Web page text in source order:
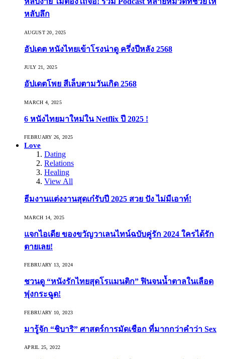
หลับลึก
AUGUST 20, 2025
อัปเดต หนังไทยเข้าโรงน่าดู ครึ่งปีหลัง 2568
JULY 21, 2025
อัปเดตโพย สีเล็บตามวันเกิด 2568
MARCH 4, 2025
6 หนังไทยมาใหม่ใน Netflix ปี 2025 !
FEBRUARY 26, 2025
Love
Dating
Relations
Healing
View All
ธีมงานแต่งงานสุดเก๋รับปี 2025 สวย ปัง ไม่มีเอาท์!
MARCH 14, 2025
แจกไอเดีย ของขวัญวาเลนไทน์ฉบับคู่รัก 2024 ใครได้รัก
ตายเลย!
FEBRUARY 13, 2024
ชวนดู “หนังรักไทยสุดโรแมนติก” ฟินจนน้ำตาลในเลือด
พุ่งกระฉูด!
FEBRUARY 10, 2023
มารู้จัก “ชิบาริ” ศาสตร์การมัดเชือก ที่มากกว่าคำว่า Sex
APRIL 25, 2022